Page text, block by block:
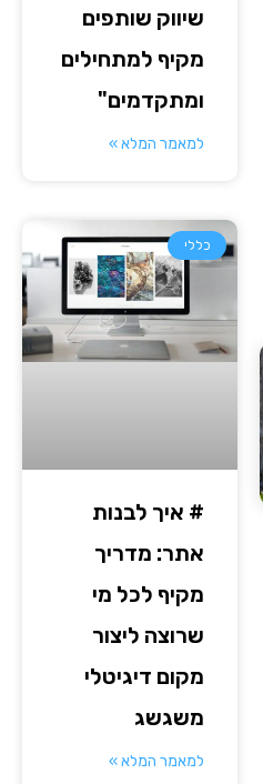
שיווק שותפים
מקיף למתחילים
ומתקדמים"
למאמר המלא »
כללי
# איך לבנות
אתר: מדריך
מקיף לכל מי
שרוצה ליצור
מקום דיגיטלי
משגשג
למאמר המלא »